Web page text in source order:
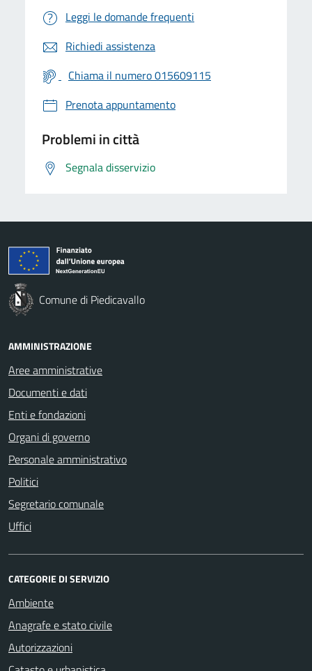
Leggi le domande frequenti
Richiedi assistenza
Chiama il numero 015609115
Prenota appuntamento
Problemi in città
Segnala disservizio
Comune di Piedicavallo
AMMINISTRAZIONE
Aree amministrative
Documenti e dati
Enti e fondazioni
Organi di governo
Personale amministrativo
Politici
Segretario comunale
Uffici
CATEGORIE DI SERVIZIO
Ambiente
Anagrafe e stato civile
Autorizzazioni